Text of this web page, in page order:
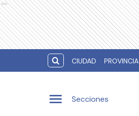
Ads
CIUDAD PROVINCIA
Secciones